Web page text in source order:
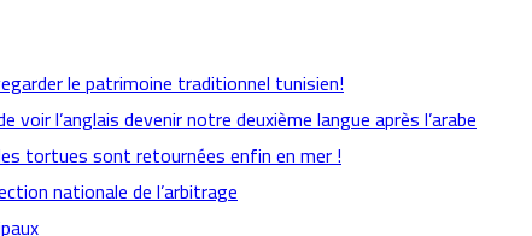
le patrimoine traditionnel tunisien!
l’anglais devenir notre deuxième langue après l’arabe
tortues sont retournées enfin en mer !
nationale de l’arbitrage